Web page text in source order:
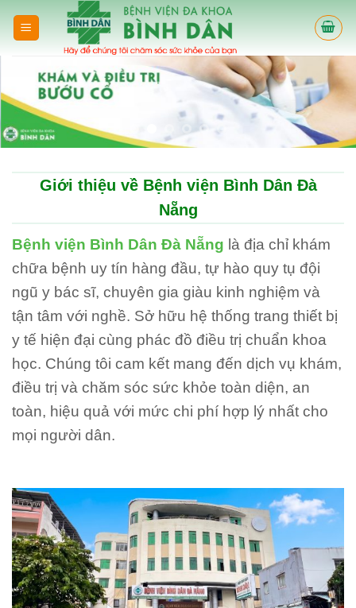
Giới thiệu về Bệnh viện Bình Dân Đà
Nẵng
Bệnh viện Bình Dân Đà Nẵng là địa chỉ khám
chữa bệnh uy tín hàng đầu, tự hào quy tụ đội
ngũ y bác sĩ, chuyên gia giàu kinh nghiệm và
tận tâm với nghề. Sở hữu hệ thống trang thiết bị
y tế hiện đại cùng phác đồ điều trị chuẩn khoa
học. Chúng tôi cam kết mang đến dịch vụ khám,
điều trị và chăm sóc sức khỏe toàn diện, an
toàn, hiệu quả với mức chi phí hợp lý nhất cho
mọi người dân.